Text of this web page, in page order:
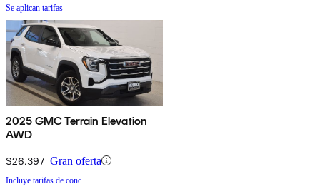
Se aplican tarifas
2025 GMC Terrain Elevation
AWD
$26,397 Gran oferta
Incluye tarifas de conc.